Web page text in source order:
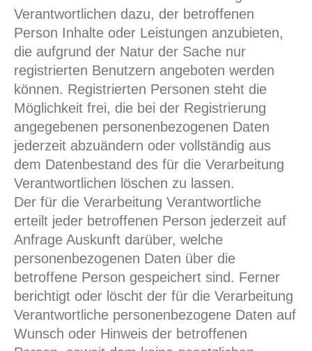
Verantwortlichen dazu, der betroffenen
Person Inhalte oder Leistungen anzubieten,
die aufgrund der Natur der Sache nur
registrierten Benutzern angeboten werden
können. Registrierten Personen steht die
Möglichkeit frei, die bei der Registrierung
angegebenen personenbezogenen Daten
jederzeit abzuändern oder vollständig aus
dem Datenbestand des für die Verarbeitung
Verantwortlichen löschen zu lassen.
Der für die Verarbeitung Verantwortliche
erteilt jeder betroffenen Person jederzeit auf
Anfrage Auskunft darüber, welche
personenbezogenen Daten über die
betroffene Person gespeichert sind. Ferner
berichtigt oder löscht der für die Verarbeitung
Verantwortliche personenbezogene Daten auf
Wunsch oder Hinweis der betroffenen